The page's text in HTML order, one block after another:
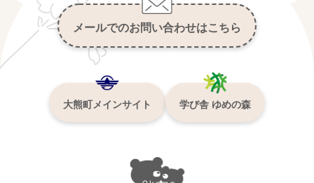
メールでのお問い合わせはこちら
大熊町メインサイト 学び舎 ゆめの森